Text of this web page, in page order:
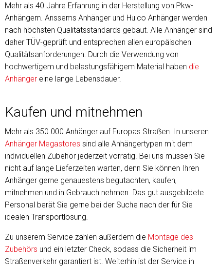
Mehr als 40 Jahre Erfahrung in der Herstellung von Pkw-
Anhängern. Anssems Anhänger und Hulco Anhänger werden
nach höchsten Qualitätsstandards gebaut. Alle Anhänger sind
daher TÜV-geprüft und entsprechen allen europäischen
Qualitätsanforderungen. Durch die Verwendung von
hochwertigem und belastungsfähigem Material haben die
Anhänger eine lange Lebensdauer.
Kaufen und mitnehmen
Mehr als 350.000 Anhänger auf Europas Straẞen. In unseren
Anhänger Megastores sind alle Anhängertypen mit dem
individuellen Zubehör jederzeit vorrätig. Bei uns müssen Sie
nicht auf lange Lieferzeiten warten, denn Sie können Ihren
Anhänger gerne genauestens begutachten, kaufen,
mitnehmen und in Gebrauch nehmen. Das gut ausgebildete
Personal berät Sie gerne bei der Suche nach der für Sie
idealen Transportlösung.
Zu unserem Service zählen außerdem die Montage des
Zubehörs und ein letzter Check, sodass die Sicherheit im
Straßenverkehr garantiert ist. Weiterhin ist der Service in